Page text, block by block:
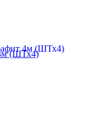
(ШТх4)